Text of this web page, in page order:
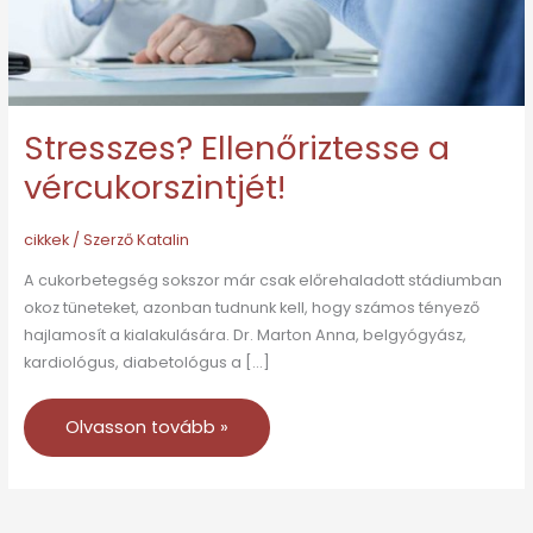
Stresszes? Ellenőriztesse a
vércukorszintjét!
cikkek/ SzerzőKatalin
A cukorbetegség sokszor már csak előrehaladott stádiumban
okoz tüneteket, azonban tudnunk kell, hogy számos tényező
hajlamosít a kialakulására. Dr. Marton Anna, belgyógyász,
kardiológus, diabetológus a […]
Olvasson tovább »